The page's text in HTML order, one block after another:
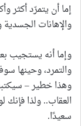
إما أن يتمرّد أكثر
والإهانات الجسدية
وإما أنه يستجيب
والتمرد، وحينها
وهذا خطير –
العقاب.. ولذا فإنك
سعيدًا.